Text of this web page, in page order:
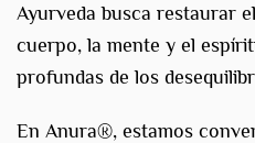
Ayurveda busca restaurar
cuerpo, la mente y el
profundas de los
En Anura®, estamos